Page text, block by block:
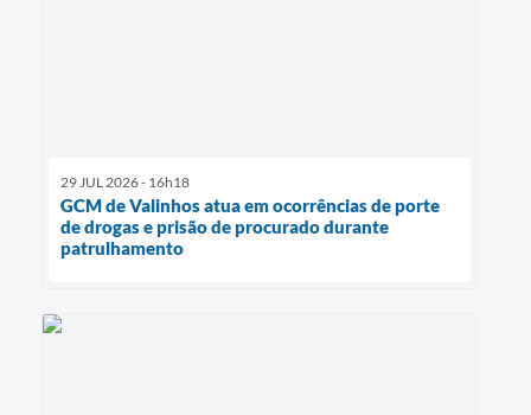
29 JUL 2026 - 16h18
GCM de Valinhos atua em ocorrências de porte
de drogas e prisão de procurado durante
patrulhamento